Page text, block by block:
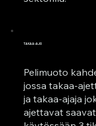
TAKAA-AJO
Pelimuoto
jossa takaa-
ja takaa-ajaja
ajettavat